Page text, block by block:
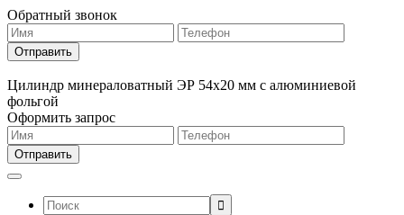
Обратный звонок
Цилиндр минераловатный ЭР 54х20 мм с алюминиевой
фольгой
Оформить запрос
Поиск: